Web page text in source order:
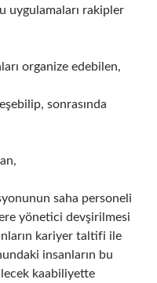
uygulamaları rakipler
organize edebilen,
sonrasında
saha personeli
yönetici devşirilmesi
kariyer taltifi ile
insanların bu
kaabiliyette